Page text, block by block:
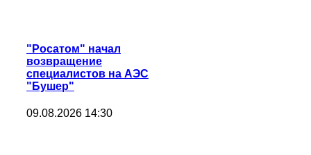
"Росатом" начал
возвращение
специалистов на АЭС
"Бушер"
09.08.2026 14:30